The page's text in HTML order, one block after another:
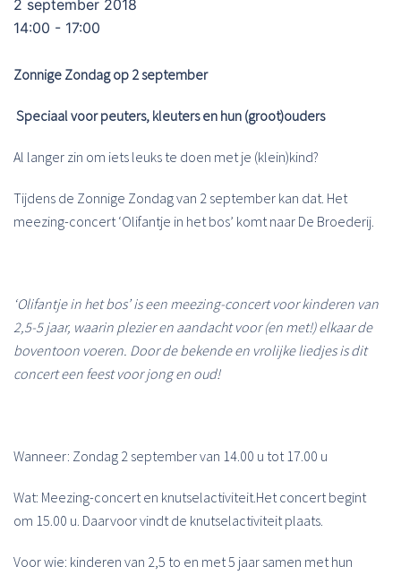
2 september 2018
14:00 - 17:00
Zonnige Zondag op 2 september
Speciaal voor peuters, kleuters en hun (groot)ouders
Al langer zin om iets leuks te doen met je (klein)kind?
Tijdens de Zonnige Zondag van 2 september kan dat. Het
meezing-concert ‘Olifantje in het bos’ komt naar De Broederij.
‘Olifantje in het bos’ is een meezing-concert voor kinderen van
2,5-5 jaar, waarin plezier en aandacht voor (en met!) elkaar de
boventoon voeren. Door de bekende en vrolijke liedjes is dit
concert een feest voor jong en oud!
Wanneer: Zondag 2 september van 14.00 u tot 17.00 u
Wat: Meezing-concert en knutselactiviteit.Het concert begint
om 15.00 u. Daarvoor vindt de knutselactiviteit plaats.
Voor wie: kinderen van 2,5 to en met 5 jaar samen met hun